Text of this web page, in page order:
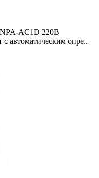
AC1D 220В
автоматическим опре..